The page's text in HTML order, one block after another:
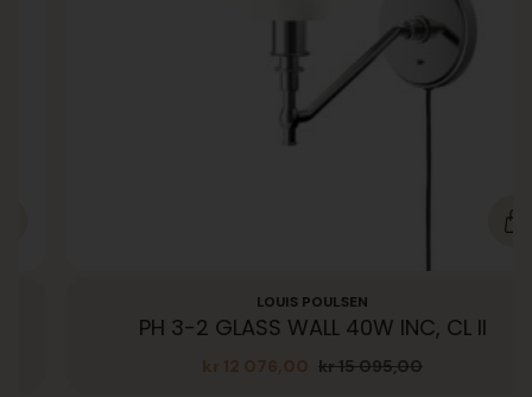
LOUIS POULSEN
PH 3-2 GLASS WALL 40W INC, CL II
kr 15 095,00
Opprinnelig
12 076,00Nåværende